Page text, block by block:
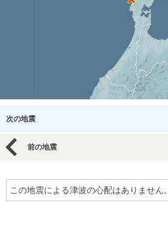
次の地震
前の地震
この地震による津波の心配はありません。